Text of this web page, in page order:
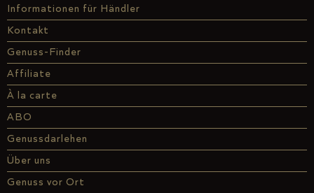
Informationen für Händler
Kontakt
Genuss-Finder
Affiliate
À la carte
ABO
Genussdarlehen
Über uns
Genuss vor Ort